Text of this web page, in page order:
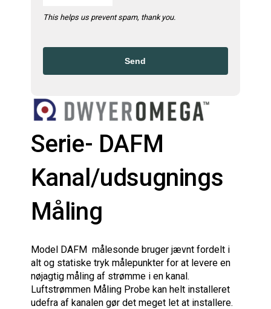
This helps us prevent spam, thank you.
Send
Serie- DAFM
Kanal/udsugnings
Måling
Model DAFM målesonde bruger jævnt fordelt i
alt og statiske tryk målepunkter for at levere en
nøjagtig måling af strømme i en kanal.
Luftstrømmen Måling Probe kan helt installeret
udefra af kanalen gør det meget let at installere.